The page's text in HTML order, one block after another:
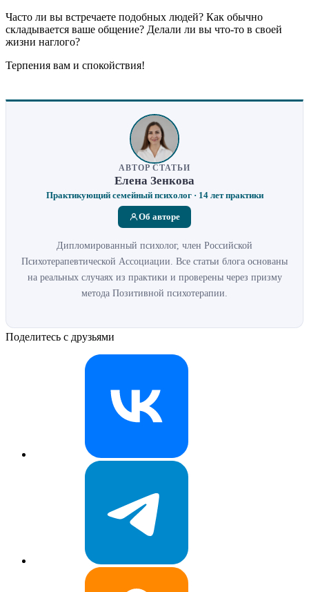
Часто ли вы встречаете подобных людей? Как обычно
складывается ваше общение? Делали ли вы что-то в своей
жизни наглого?
Терпения вам и спокойствия!
АВТОР СТАТЬИ
Елена Зенкова
Практикующий семейный психолог · 14 лет практики
Об авторе
Дипломированный психолог, член Российской
Психотерапевтической Ассоциации. Все статьи блога основаны
на реальных случаях из практики и проверены через призму
метода Позитивной психотерапии.
Поделитесь с друзьями